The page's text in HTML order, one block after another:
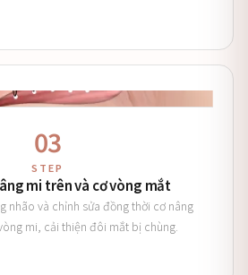
03
STEP
mi trên và cơ vòng mắt
nhão và chỉnh sửa đồng thời cơ nâng
mi, cải thiện đôi mắt bị chùng.